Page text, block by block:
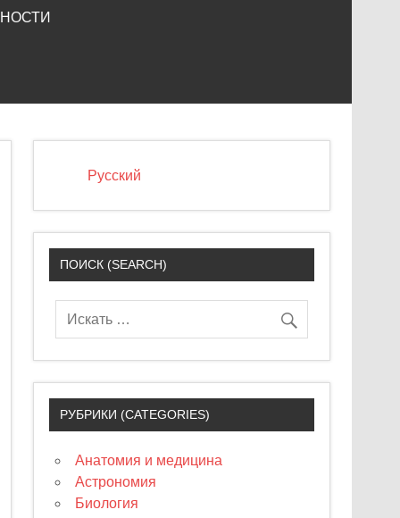
Русский
ПОИСК (SEARCH)
РУБРИКИ (CATEGORIES)
Анатомия и медицина
Астрономия
Биология